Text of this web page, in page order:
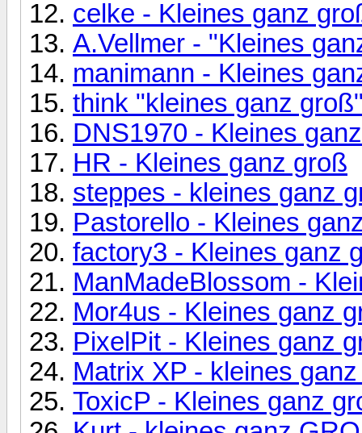
celke - Kleines ganz
A.Vellmer - "Kleines
manimann - Kleines
think "kleines ganz
DNS1970 - Kleines
HR - Kleines ganz groß
steppes - kleines ganz
Pastorello - Kleines
factory3 - Kleines ganz
ManMadeBlossom -
Mor4us - Kleines ganz
PixelPit - Kleines ganz
Matrix XP - kleines
ToxicP - Kleines ganz